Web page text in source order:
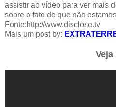
assistir ao vídeo para ver mais
sobre o fato de que não
Fonte:http://www.disclose.tv
Mais um post by:
Veja